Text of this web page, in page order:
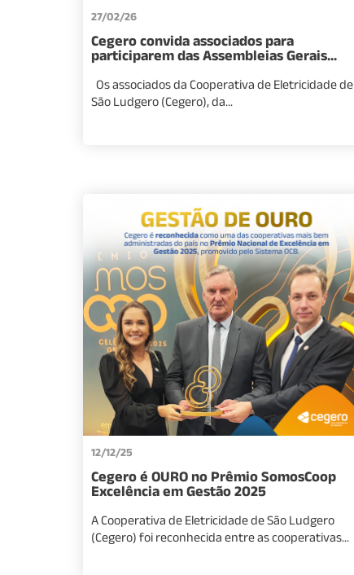
27/02/26
Cegero convida associados para
participarem das Assembleias Gerais...
Os associados da Cooperativa de Eletricidade de
São Ludgero (Cegero), da...
12/12/25
Cegero é OURO no Prêmio SomosCoop
Excelência em Gestão 2025
A Cooperativa de Eletricidade de São Ludgero
(Cegero) foi reconhecida entre as cooperativas...